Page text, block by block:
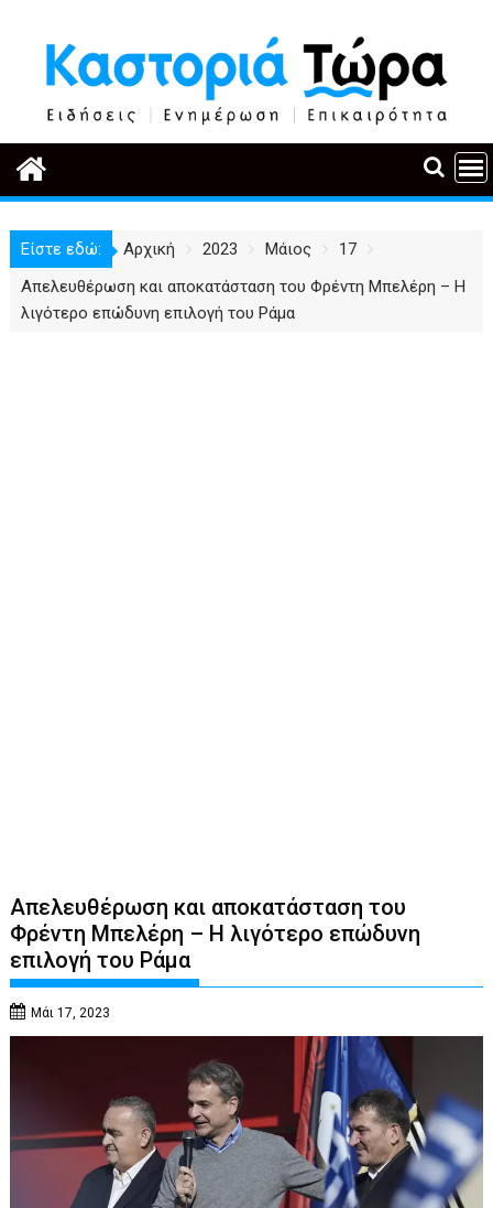
περιεχόμενο
Είστε εδώ: Αρχική 2023 Μάιος
17
Απελευθέρωση και αποκατάσταση του Φρέντη Μπελέρη – Η
λιγότερο επώδυνη επιλογή του Ράμα
Απελευθέρωση και αποκατάσταση του
Φρέντη Μπελέρη – Η λιγότερο επώδυνη
επιλογή του Ράμα
Μάι 17, 2023